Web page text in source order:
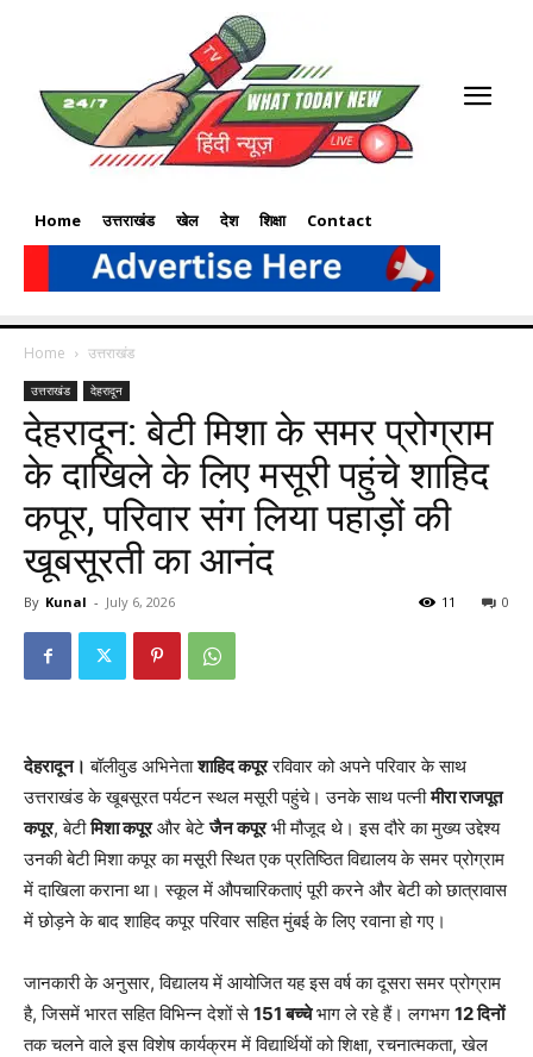
Home उत्तराखंड खेल देश शिक्षा Contact
Home उत्तराखंड
उत्तराखंड देहरादून
देहरादून: बेटी मिशा के समर प्रोग्राम
के दाखिले के लिए मसूरी पहुंचे शाहिद
कपूर, परिवार संग लिया पहाड़ों की
खूबसूरती का आनंद
By Kunal - July 6, 2026 0
11
देहरादून। बॉलीवुड अभिनेताशाहिद कपूररविवार को अपने परिवार के साथ
उत्तराखंड के खूबसूरत पर्यटन स्थल मसूरी पहुंचे। उनके साथ पत्नीमीरा राजपूत
कपूर, बेटीमिशा कपूरऔर बेटेजैन कपूरभी मौजूद थे। इस दौरे का मुख्य उद्देश्य
उनकी बेटी मिशा कपूर का मसूरी स्थित एक प्रतिष्ठित विद्यालय के समर प्रोग्राम
में दाखिला कराना था। स्कूल में औपचारिकताएं पूरी करने और बेटी को छात्रावास
में छोड़ने के बाद शाहिद कपूर परिवार सहित मुंबई के लिए रवाना हो गए।
जानकारी के अनुसार, विद्यालय में आयोजित यह इस वर्ष का दूसरा समर प्रोग्राम
है, जिसमें भारत सहित विभिन्न देशों से151 बच्चेभाग ले रहे हैं। लगभग 12 दिनों
तक चलने वाले इस विशेष कार्यक्रम में विद्यार्थियों को शिक्षा, रचनात्मकता, खेल